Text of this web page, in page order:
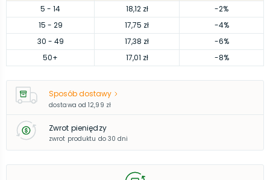
5 - 14 18,12 zł
-2%
15 - 29 17,75 zł
-4%
30 - 49 17,38 zł
-6%
50+ 17,01 zł -8%
Sposób dostawy
dostawa od 12,99 zł
Zwrot pieniędzy
zwrot produktu do 30 dni